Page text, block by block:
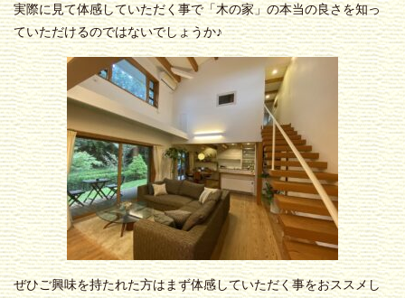
実際に見て体感していただく事で「木の家」の本当の良さを知っ
ていただけるのではないでしょうか♪
ぜひご興味を持たれた方はまず体感していただく事をおススメし